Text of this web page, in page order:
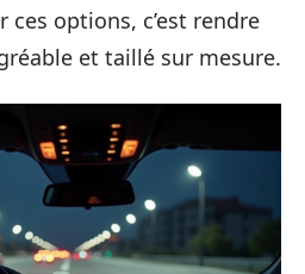
ces options, c’est rendre
et taillé sur mesure.